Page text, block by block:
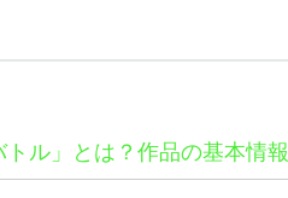
ル」とは？作品の基本情報